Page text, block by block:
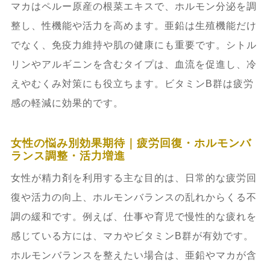
マカはペルー原産の根菜エキスで、ホルモン分泌を調
整し、性機能や活力を高めます。亜鉛は生殖機能だけ
でなく、免疫力維持や肌の健康にも重要です。シトル
リンやアルギニンを含むタイプは、血流を促進し、冷
えやむくみ対策にも役立ちます。ビタミンB群は疲労
感の軽減に効果的です。
女性の悩み別効果期待｜疲労回復・ホルモンバ
ランス調整・活力増進
女性が精力剤を利用する主な目的は、日常的な疲労回
復や活力の向上、ホルモンバランスの乱れからくる不
調の緩和です。例えば、仕事や育児で慢性的な疲れを
感じている方には、マカやビタミンB群が有効です。
ホルモンバランスを整えたい場合は、亜鉛やマカが含